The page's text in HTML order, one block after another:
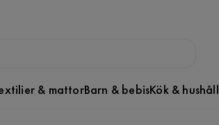
& mattorBarn & bebisKök & hushåll